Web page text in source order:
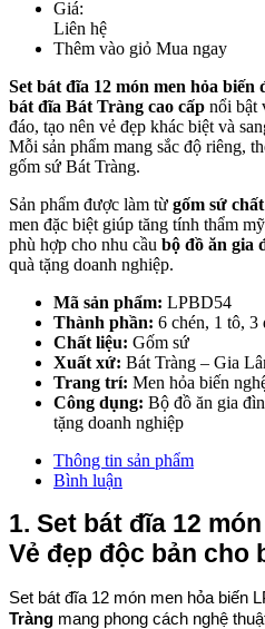
Giá:
Liên hệ
Thêm vào giỏ Mua ngay
Set bát đĩa 12 món men hỏa biến
bát đĩa Bát Tràng cao cấp nổi bật
đáo, tạo nên vẻ đẹp khác biệt và
Mỗi sản phẩm mang sắc độ riêng,
gốm sứ Bát Tràng.
Sản phẩm được làm từ gốm sứ
men đặc biệt giúp tăng tính thẩm
phù hợp cho nhu cầu bộ đồ ăn gia
quà tặng doanh nghiệp.
Mã sản phẩm: LPBD54
Thành phần: 6 chén, 1 tô, 3
Chất liệu: Gốm sứ
Xuất xứ: Bát Tràng – Gia
Trang trí: Men hỏa biến
Công dụng: Bộ đồ ăn gia
tặng doanh nghiệp
Thông tin sản phẩm
Bình luận
1. Set bát đĩa 12
Vẻ đẹp độc bản cho
Set bát đĩa 12 món men hỏa biến
Tràng mang phong cách nghệ